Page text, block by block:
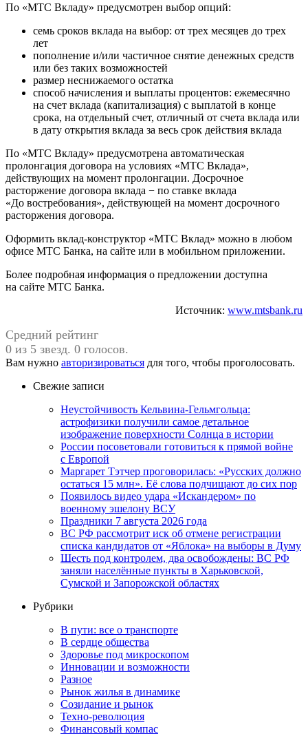
По «МТС Вкладу» предусмотрен выбор опций:
семь сроков вклада на выбор: от трех месяцев до трех
лет
пополнение и/или частичное снятие денежных средств
или без таких возможностей
размер неснижаемого остатка
способ начисления и выплаты процентов: ежемесячно
на счет вклада (капитализация) с выплатой в конце
срока, на отдельный счет, отличный от счета вклада или
в дату открытия вклада за весь срок действия вклада
По «МТС Вкладу» предусмотрена автоматическая
пролонгация договора на условиях «МТС Вклада»,
действующих на момент пролонгации. Досрочное
расторжение договора вклада − по ставке вклада
«До востребования», действующей на момент досрочного
расторжения договора.
Оформить вклад-конструктор «МТС Вклад» можно в любом
офисе МТС Банка, на сайте или в мобильном приложении.
Более подробная информация о предложении доступна
на сайте МТС Банка.
Источник: www.mtsbank.ru
Средний рейтинг
0 из 5 звезд. 0 голосов.
Вам нужно авторизироваться для того, чтобы проголосовать.
Свежие записи
Неустойчивость Кельвина-Гельмгольца:
астрофизики получили самое детальное
изображение поверхности Солнца в истории
России посоветовали готовиться к прямой войне
с Европой
Маргарет Тэтчер проговорилась: «Русских должно
остаться 15 млн». Её слова подчищают до сих пор
Появилось видео удара «Искандером» по
военному эшелону ВСУ
Праздники 7 августа 2026 года
ВС РФ рассмотрит иск об отмене регистрации
списка кандидатов от «Яблока» на выборы в Думу
Шесть под контролем, два освобождены: ВС РФ
заняли населённые пункты в Харьковской,
Сумской и Запорожской областях
Рубрики
В пути: все о транспорте
В сердце общества
Здоровье под микроскопом
Инновации и возможности
Разное
Рынок жилья в динамике
Созидание и рынок
Техно-революция
Финансовый компас